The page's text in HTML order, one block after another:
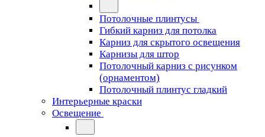
Потолочные плинтусы
Гибкий карниз для потолка
Карниз для скрытого освещения
Карнизы для штор
Потолочный карниз с рисунком
(орнаментом)
Потолочный плинтус гладкий
Интерьерные краски
Освещение